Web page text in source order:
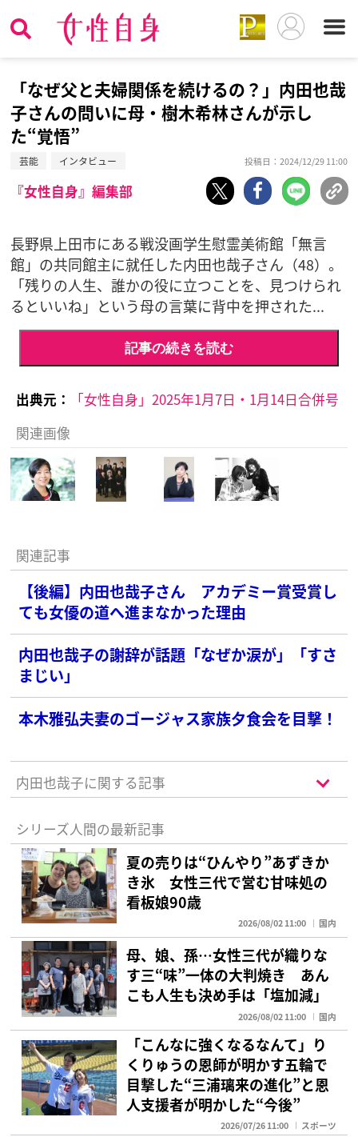
「なぜ父と夫婦関係を続けるの？」内田也哉
子さんの問いに母・樹木希林さんが示し
た“覚悟”
芸能 インタビュー 投稿日：2024/12/29 11:00
『女性自身』編集部
長野県上田市にある戦没画学生慰霊美術館「無言
館」の共同館主に就任した内田也哉子さん（48）。
「残りの人生、誰かの役に立つことを、見つけられ
るといいね」という母の言葉に背中を押された...
記事の続きを読む
出典元：
「女性自身」2025年1月7日・1月14日合併号
関連画像
関連記事
【後編】内田也哉子さん アカデミー賞受賞し
ても女優の道へ進まなかった理由
内田也哉子の謝辞が話題「なぜか涙が」「すさ
まじい」
本木雅弘夫妻のゴージャス家族夕食会を目撃！
内田也哉子に関する記事
シリーズ人間の最新記事
夏の売りは“ひんやり”あずきか
き氷 女性三代で営む甘味処の
看板娘90歳
2026/08/02 11:00 国内
母、娘、孫…女性三代が織りな
す三“味”一体の大判焼き あん
こも人生も決め手は「塩加減」
2026/08/02 11:00 国内
「こんなに強くなるなんて」り
くりゅうの恩師が明かす五輪で
目撃した“三浦璃来の進化”と恩
人支援者が明かした“今後”
2026/07/26 11:00 スポーツ